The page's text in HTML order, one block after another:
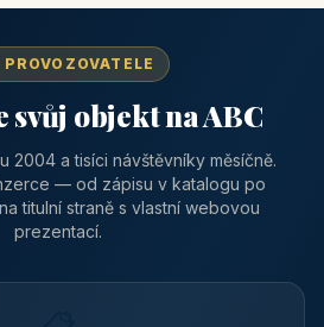
PROVOZOVATELE
svůj objekt na ABC
2004 a tisíci návštěvníky měsíčně.
— od zápisu v katalogu po
titulní straně s vlastní webovou
prezentací.